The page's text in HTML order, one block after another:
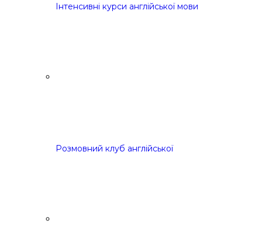
Інтенсивні курси англійської мови
Розмовний клуб англійської